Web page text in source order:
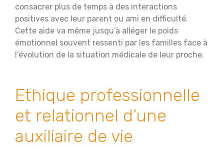
consacrer plus de temps à des interactions
positives avec leur parent ou ami en difficulté.
Cette aide va même jusqu’à alléger le poids
émotionnel souvent ressenti par les familles face à
l’évolution de la situation médicale de leur proche.
Ethique professionnelle
et relationnel d’une
auxiliaire de vie